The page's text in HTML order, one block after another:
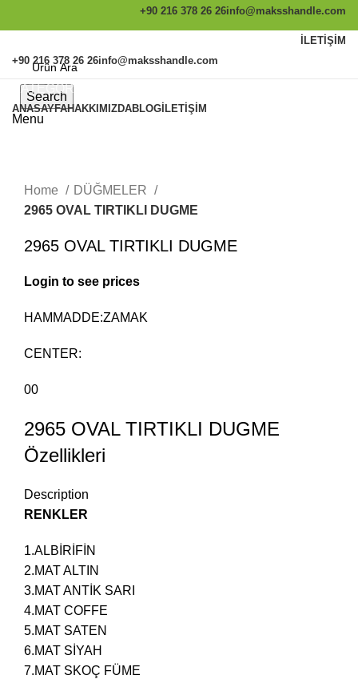
+90 216 378 26 26info@maksshandle.com
İLETIŞIM
+90 216 378 26 26info@maksshandle.com
Search
Menu
KATEGORİLER
ANASAYFAHAKKIMIZDABLOG İLETIŞIM
Home
DÜĞMELER
2965 OVAL TIRTIKLI DUGME
2965 OVAL TIRTIKLI DUGME
Login to see prices
HAMMADDE:ZAMAK
CENTER:
00
2965 OVAL TIRTIKLI DUGME
Özellikleri
Description
RENKLER
1.ALBİRİFİN
2.MAT ALTIN
3.MAT ANTİK SARI
4.MAT COFFE
5.MAT SATEN
6.MAT SİYAH
7.MAT SKOÇ FÜME